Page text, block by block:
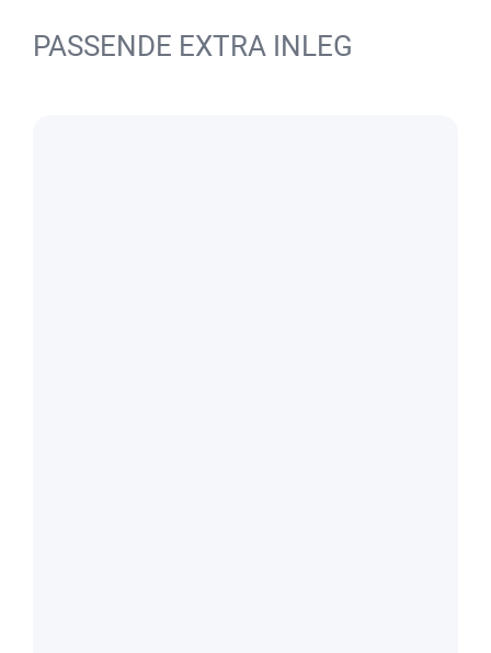
PASSENDE EXTRA INLEG